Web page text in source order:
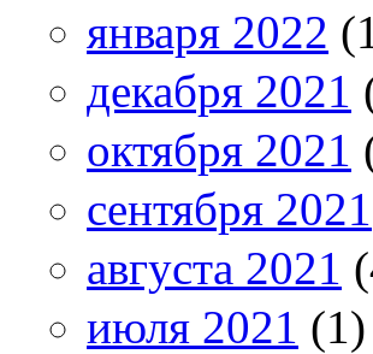
января 2022
декабря 2021
октября 2021
сентября 2021
августа 2021
июля 2021 (1)